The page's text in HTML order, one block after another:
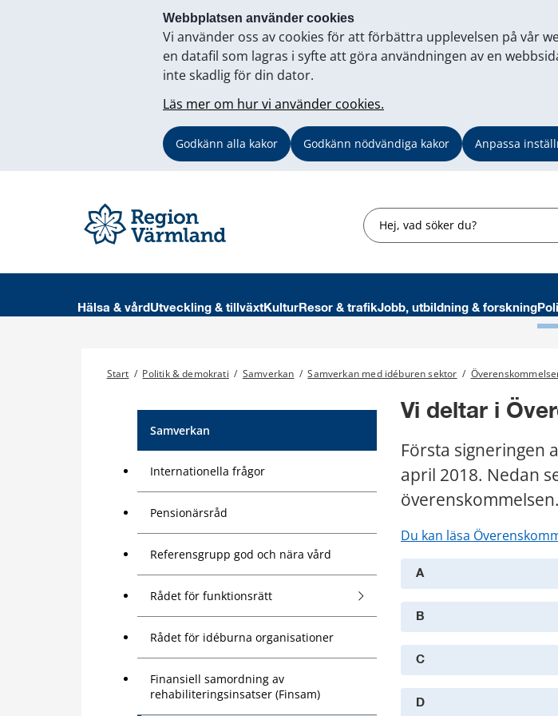
Webbplatsen använder cookies
Vi använder oss av cookies för att förbättra upplevelsen på vår
en datafil som lagras i syfte att göra användningen av en
inte skadlig för din dator.
Läs mer om hur vi använder cookies.
Godkänn alla kakor Godkänn nödvändiga kakor Anpassa
Sök
Hälsa & vård Utveckling & tillväxtKulturResor & trafikJobb, utbildning & forskning
Start / Politik & demokrati / Samverkan / Samverkan med idéburen sektor /
Samverkan
Internationella frågor
Pensionärsråd
Referensgrupp god och nära vård
Rådet för funktionsrätt
Rådet för idéburna organisationer
Finansiell samordning av
rehabiliteringsinsatser (Finsam)
Vi deltar i
Första signeringen
april 2018. Nedan
överenskommelsen.
Du kan läsa
A
B
C
D